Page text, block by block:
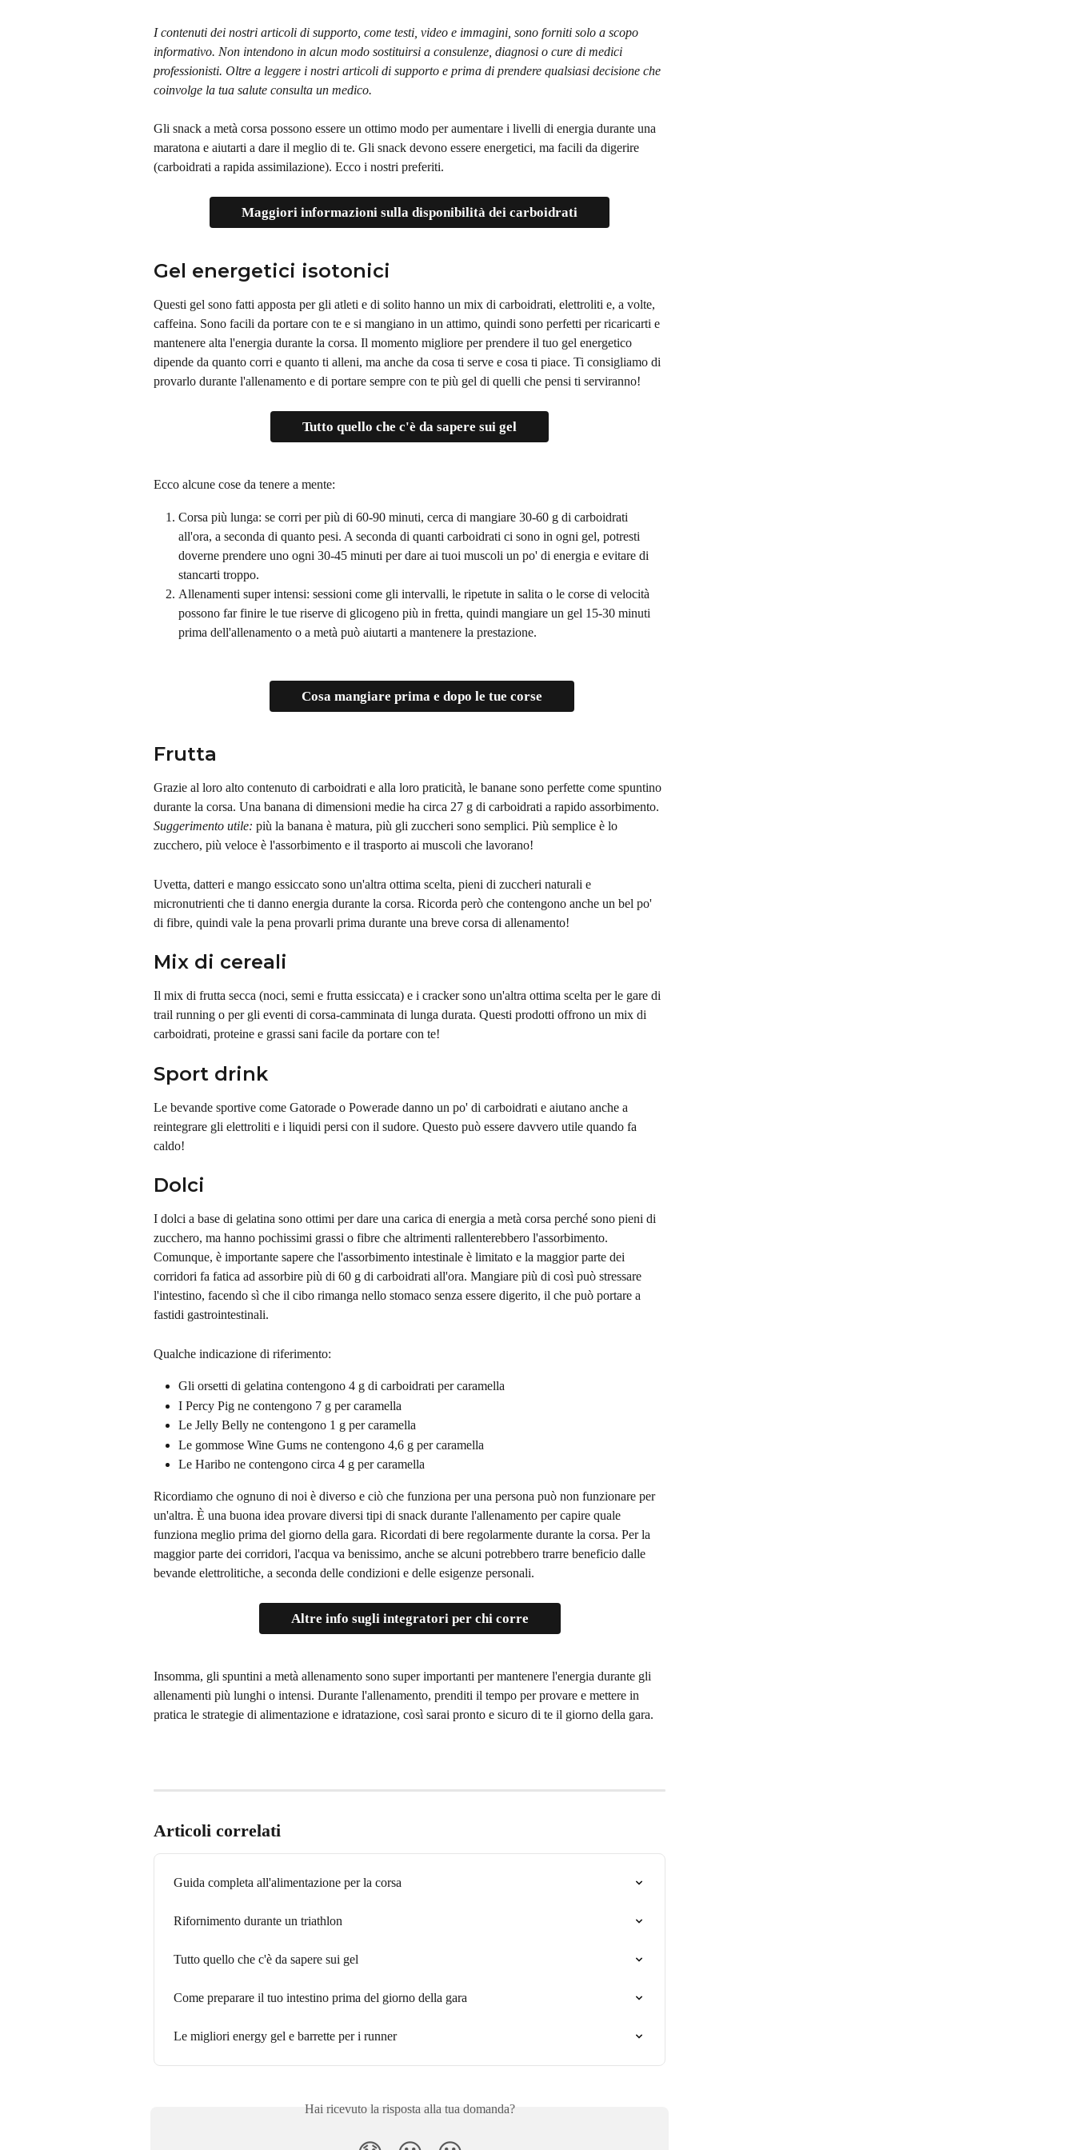
I contenuti dei nostri articoli di supporto, come testi, video e immagini, sono forniti solo a scopo
informativo. Non intendono in alcun modo sostituirsi a consulenze, diagnosi o cure di medici
professionisti. Oltre a leggere i nostri articoli di supporto e prima di prendere qualsiasi decisione che
coinvolge la tua salute consulta un medico.
Gli snack a metà corsa possono essere un ottimo modo per aumentare i livelli di energia durante una
maratona e aiutarti a dare il meglio di te. Gli snack devono essere energetici, ma facili da digerire
(carboidrati a rapida assimilazione). Ecco i nostri preferiti.
Maggiori informazioni sulla disponibilità dei carboidrati
Gel energetici isotonici
Questi gel sono fatti apposta per gli atleti e di solito hanno un mix di carboidrati, elettroliti e, a volte,
caffeina. Sono facili da portare con te e si mangiano in un attimo, quindi sono perfetti per ricaricarti e
mantenere alta l'energia durante la corsa. Il momento migliore per prendere il tuo gel energetico
dipende da quanto corri e quanto ti alleni, ma anche da cosa ti serve e cosa ti piace. Ti consigliamo di
provarlo durante l'allenamento e di portare sempre con te più gel di quelli che pensi ti serviranno!
Tutto quello che c'è da sapere sui gel
Ecco alcune cose da tenere a mente:
Corsa più lunga: se corri per più di 60-90 minuti, cerca di mangiare 30-60 g di carboidrati
all'ora, a seconda di quanto pesi. A seconda di quanti carboidrati ci sono in ogni gel, potresti
doverne prendere uno ogni 30-45 minuti per dare ai tuoi muscoli un po' di energia e evitare di
stancarti troppo.
Allenamenti super intensi: sessioni come gli intervalli, le ripetute in salita o le corse di velocità
possono far finire le tue riserve di glicogeno più in fretta, quindi mangiare un gel 15-30 minuti
prima dell'allenamento o a metà può aiutarti a mantenere la prestazione.
Cosa mangiare prima e dopo le tue corse
Frutta
Grazie al loro alto contenuto di carboidrati e alla loro praticità, le banane sono perfette come spuntino
durante la corsa. Una banana di dimensioni medie ha circa 27 g di carboidrati a rapido assorbimento.
Suggerimento utile: più la banana è matura, più gli zuccheri sono semplici. Più semplice è lo
zucchero, più veloce è l'assorbimento e il trasporto ai muscoli che lavorano!
Uvetta, datteri e mango essiccato sono un'altra ottima scelta, pieni di zuccheri naturali e
micronutrienti che ti danno energia durante la corsa. Ricorda però che contengono anche un bel po'
di fibre, quindi vale la pena provarli prima durante una breve corsa di allenamento!
Mix di cereali
Il mix di frutta secca (noci, semi e frutta essiccata) e i cracker sono un'altra ottima scelta per le gare di
trail running o per gli eventi di corsa-camminata di lunga durata. Questi prodotti offrono un mix di
carboidrati, proteine e grassi sani facile da portare con te!
Sport drink
Le bevande sportive come Gatorade o Powerade danno un po' di carboidrati e aiutano anche a
reintegrare gli elettroliti e i liquidi persi con il sudore. Questo può essere davvero utile quando fa
caldo!
Dolci
I dolci a base di gelatina sono ottimi per dare una carica di energia a metà corsa perché sono pieni di
zucchero, ma hanno pochissimi grassi o fibre che altrimenti rallenterebbero l'assorbimento.
Comunque, è importante sapere che l'assorbimento intestinale è limitato e la maggior parte dei
corridori fa fatica ad assorbire più di 60 g di carboidrati all'ora. Mangiare più di così può stressare
l'intestino, facendo sì che il cibo rimanga nello stomaco senza essere digerito, il che può portare a
fastidi gastrointestinali.
Qualche indicazione di riferimento:
Gli orsetti di gelatina contengono 4 g di carboidrati per caramella
I Percy Pig ne contengono 7 g per caramella
Le Jelly Belly ne contengono 1 g per caramella
Le gommose Wine Gums ne contengono 4,6 g per caramella
Le Haribo ne contengono circa 4 g per caramella
Ricordiamo che ognuno di noi è diverso e ciò che funziona per una persona può non funzionare per
un'altra. È una buona idea provare diversi tipi di snack durante l'allenamento per capire quale
funziona meglio prima del giorno della gara. Ricordati di bere regolarmente durante la corsa. Per la
maggior parte dei corridori, l'acqua va benissimo, anche se alcuni potrebbero trarre beneficio dalle
bevande elettrolitiche, a seconda delle condizioni e delle esigenze personali.
Altre info sugli integratori per chi corre
Insomma, gli spuntini a metà allenamento sono super importanti per mantenere l'energia durante gli
allenamenti più lunghi o intensi. Durante l'allenamento, prenditi il tempo per provare e mettere in
pratica le strategie di alimentazione e idratazione, così sarai pronto e sicuro di te il giorno della gara.
Articoli correlati
Guida completa all'alimentazione per la corsa
Rifornimento durante un triathlon
Tutto quello che c'è da sapere sui gel
Come preparare il tuo intestino prima del giorno della gara
Le migliori energy gel e barrette per i runner
Hai ricevuto la risposta alla tua domanda?